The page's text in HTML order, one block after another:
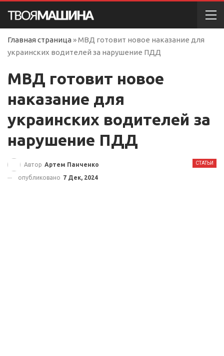
Главная страница »МВД готовит новое наказание для
украинских водителей за нарушение ПДД
МВД готовит новое
наказание для
украинских водителей за
нарушение ПДД
СТАТЬИ
Автор Артем Панченко
опубликовано 7 Дек, 2024